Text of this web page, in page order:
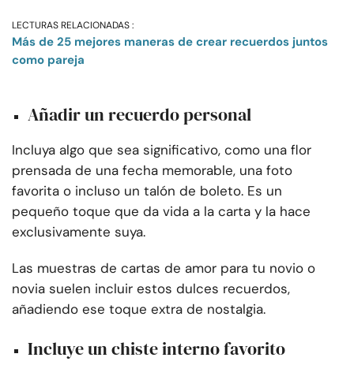
LECTURAS RELACIONADAS :
Más de 25 mejores maneras de crear recuerdos juntos
como pareja
Añadir un recuerdo personal
Incluya algo que sea significativo, como una flor
prensada de una fecha memorable, una foto
favorita o incluso un talón de boleto. Es un
pequeño toque que da vida a la carta y la hace
exclusivamente suya.
Las muestras de cartas de amor para tu novio o
novia suelen incluir estos dulces recuerdos,
añadiendo ese toque extra de nostalgia.
Incluye un chiste interno favorito